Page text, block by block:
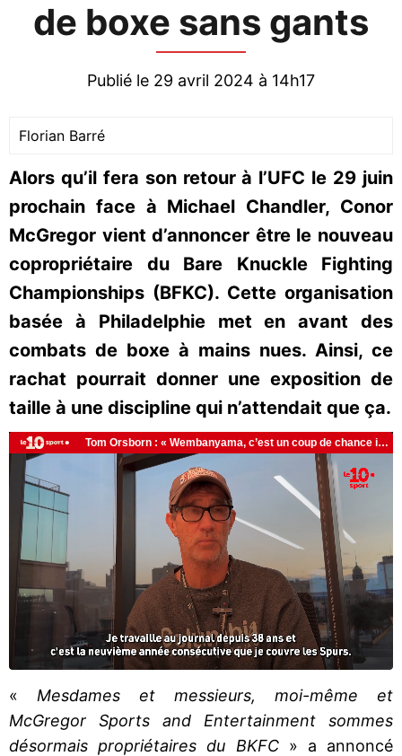
de boxe sans gants
Publié le 29 avril 2024 à 14h17
Florian Barré
Alors qu’il fera son retour à l’UFC le 29 juin
prochain face à Michael Chandler, Conor
McGregor vient d’annoncer être le nouveau
copropriétaire du Bare Knuckle Fighting
Championships (BFKC). Cette organisation
basée à Philadelphie met en avant des
combats de boxe à mains nues. Ainsi, ce
rachat pourrait donner une exposition de
taille à une discipline qui n’attendait que ça.
« Mesdames et messieurs, moi-même et
McGregor Sports and Entertainment sommes
désormais propriétaires du BKFC » a annoncé